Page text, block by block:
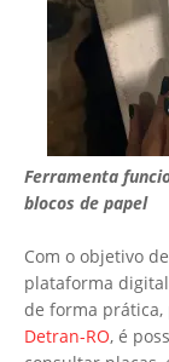
Ferramenta
blocos de papel
Com o objetivo
plataforma
de forma
Detran-RO, é